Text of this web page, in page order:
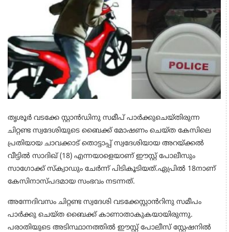
തൃശൂർ വടക്കേ സ്റ്റാൻഡിനു സമീപ് പാർക്കുചെയ്തിരുന്ന
ചിറ്റണ്ട സ്വദേശിയുടെ ബൈക്ക് മോഷണം ചെയ്ത കേസിലെ
പ്രതിയായ ചാവക്കാട് തൊട്ടാപ്പ് സ്വദേശിയായ അറയ്ക്കൽ
വീട്ടിൽ സാദിഖ് (18) എന്നയാളെയാണ് ഈസ്റ്റ് പോലീസും
സാഗോക്ക് സ്ക്വാഡും ചേർന്ന് പിടികൂടിയത്.ഏപ്രിൽ 18നാണ്
കേസിനാസ്പദമായ സംഭവം നടന്നത്.
അന്നേദിവസം ചിറ്റണ്ട സ്വദേശി വടക്കേസ്റ്റാൻറിനു സമീപം
പാർക്കു ചെയ്ത ബൈക്ക് കാണാതാകുകയായിരുന്നു.
പരാതിയുടെ അടിസ്ഥാനത്തിൽ ഈസ്റ്റ് പോലീസ് സ്റ്റേഷനിൽ